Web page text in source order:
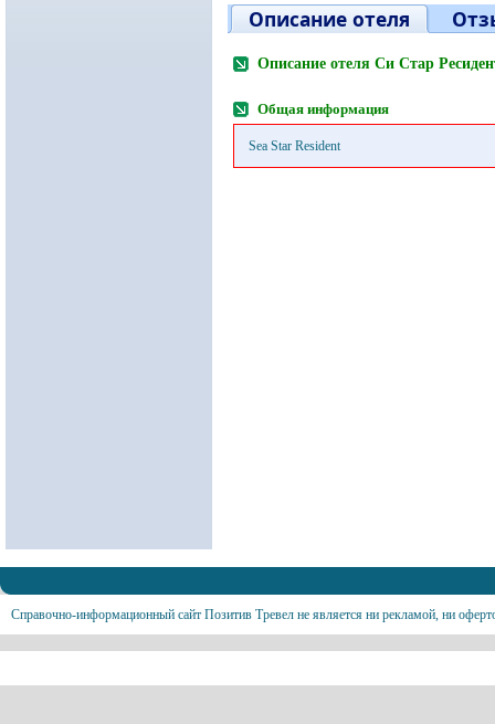
Описание отеля
Описание отеля Си Стар
Общая информация
Sea Star Resident
Справочно-информационный сайт Позитив Тревел не является ни рекламой, ни